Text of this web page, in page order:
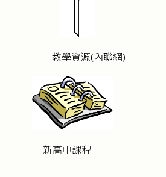
教學資源(內聯網)
新高中課程